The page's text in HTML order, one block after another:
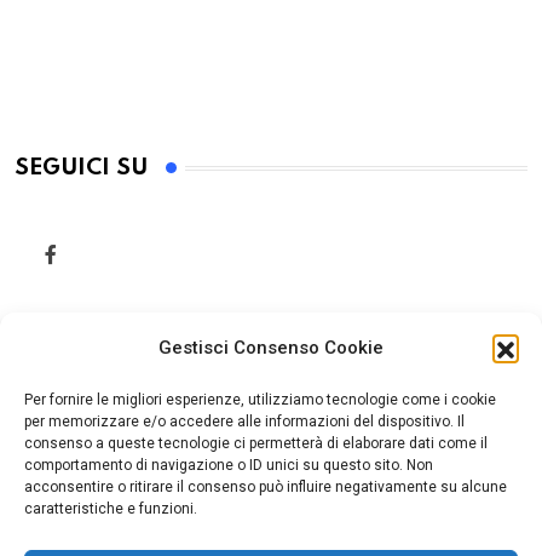
Gestisci Consenso Cookie
Per fornire le migliori esperienze, utilizziamo tecnologie come i cookie
per memorizzare e/o accedere alle informazioni del dispositivo. Il
consenso a queste tecnologie ci permetterà di elaborare dati come il
comportamento di navigazione o ID unici su questo sito. Non
acconsentire o ritirare il consenso può influire negativamente su alcune
caratteristiche e funzioni.
SEGUICI SU